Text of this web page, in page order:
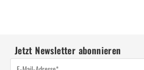
Jetzt Newsletter abonnieren